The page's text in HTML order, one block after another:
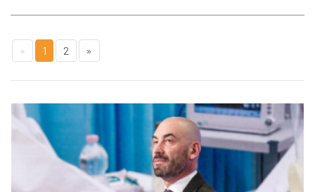
« 1 2 »